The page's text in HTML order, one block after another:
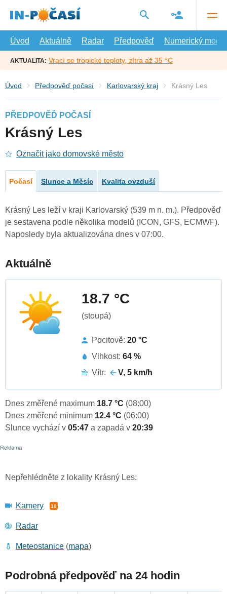
hlavní
Úvod
Aktuálně Radar Předpověď Numerický model
AKTUALITA: Vrací se tropické teploty, zítra až 35 °C
Úvod Předpověď počasí Karlovarský kraj Krásný Les
PŘEDPOVĚĎ POČASÍ
Krásný Les
Označit jako domovské město
Počasí Slunce a Měsíc Kvalita ovzduší
Krásný Les leží v kraji Karlovarský (539 m n. m.). Předpověď
je sestavena podle několika modelů (ICON, GFS, ECMWF).
Naposledy byla aktualizována dnes v 07:00.
Aktuálně
18.7 °C
(stoupá)
Pocitově: 20 °C
Vlhkost: 64 %
Vítr:
V, 5 km/h
Dnes změřené maximum 18.7 °C (08:00)
Dnes změřené minimum 12.4 °C (06:00)
Slunce vychází v 05:47 a zapadá v 20:39
Nepřehlédněte z lokality Krásný Les:
Kamery 10
Radar
Meteostanice (mapa)
Podrobná předpověď na 24 hodin